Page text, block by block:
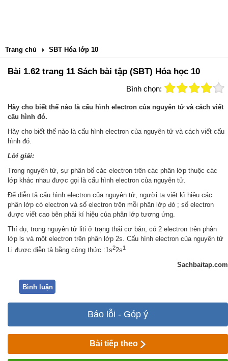
Trang chủ SBT Hóa lớp 10
Bài 1.62 trang 11 Sách bài tập (SBT) Hóa học 10
Bình chọn:
Hãy cho biết thế nào là cấu hình electron của nguyên tử và cách viết
cấu hình đó.
Hãy cho biết thế nào là cấu hình electron của nguyên tử và cách viết cấu
hình đó.
Lời giải:
Trong nguyên tử, sự phân bố các electron trên các phân lớp thuộc các
lớp khác nhau được gọi là cấu hình electron của nguyên tử.
Để diễn tả cấu hình electron của nguyên tử, người ta viết kĩ hiệu các
phân lớp có electron và số electron trên mỗi phân lớp đó ; số electron
được viết cao bên phải kí hiệu của phân lớp tương ứng.
Thí dụ, trong nguyên tử liti ở trạng thái cơ bản, có 2 electron trên phân
lớp ls và một electron trên phân lớp 2s. Cấu hình electron của nguyên tử
Li được diễn tả bằng công thức :1s22s1
Sachbaitap.com
Bình luận
Báo lỗi - Góp ý
Bài tiếp theo